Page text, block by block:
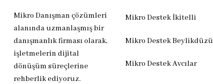
Mikro Danışman çözümleri
alanında uzmanlaşmış bir
danışmanlık firması olarak,
işletmelerin dijital
dönüşüm süreçlerine
rehberlik ediyoruz.
Mikro Destek İkitelli
Mikro Destek Beylikdüzü
Mikro Destek Avcılar